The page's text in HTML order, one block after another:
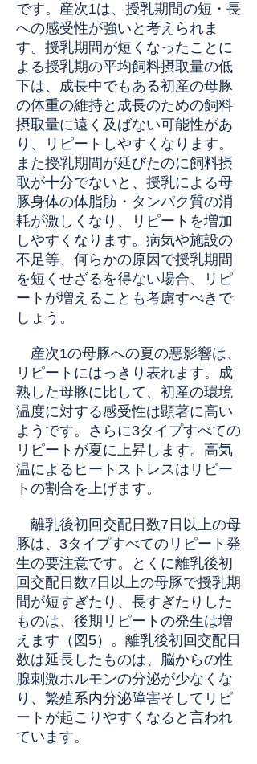
です。産次1は、授乳期間の短・長
への感受性が強いと考えられま
す。授乳期間が短くなったことに
よる授乳期の平均飼料摂取量の低
下は、成長中でもある初産の母豚
の体重の維持と成長のための飼料
摂取量に遠く及ばない可能性があ
り、リピートしやすくなります。
また授乳期間が延びたのに飼料摂
取が十分でないと、授乳による母
豚身体の体脂肪・タンパク質の消
耗が激しくなり、リピートを増加
しやすくなります。病気や施設の
不足等、何らかの原因で授乳期間
を短くせざるを得ない場合、リピ
ートが増えることも考慮すべきで
しょう。
産次1の母豚への夏の悪影響は、
リピートにはっきり表れます。成
熟した母豚に比して、初産の環境
温度に対する感受性は顕著に高い
ようです。さらに3タイプすべての
リピートが夏に上昇します。高気
温によるヒートストレスはリピー
トの割合を上げます。
離乳後初回交配日数7日以上の母
豚は、3タイプすべてのリピート発
生の要注意です。とくに離乳後初
回交配日数7日以上の母豚で授乳期
間が短すぎたり、長すぎたりした
ものは、後期リピートの発生は増
えます（図5）。離乳後初回交配日
数は延長したものは、脳からの性
腺刺激ホルモンの分泌が少なくな
り、繁殖系内分泌障害そしてリピ
ートが起こりやすくなると言われ
ています。